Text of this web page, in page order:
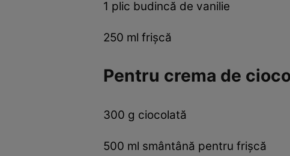
1 plic budincă de vanilie
250 ml frişcă
Pentru crema de
300 g ciocolată
500 ml smântână pentru frişcă